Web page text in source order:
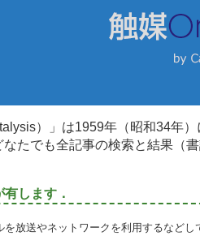
）」は1959年（昭和34年
たでも全記事の検索と結果（
します．
を放送やネットワークを利用するなど